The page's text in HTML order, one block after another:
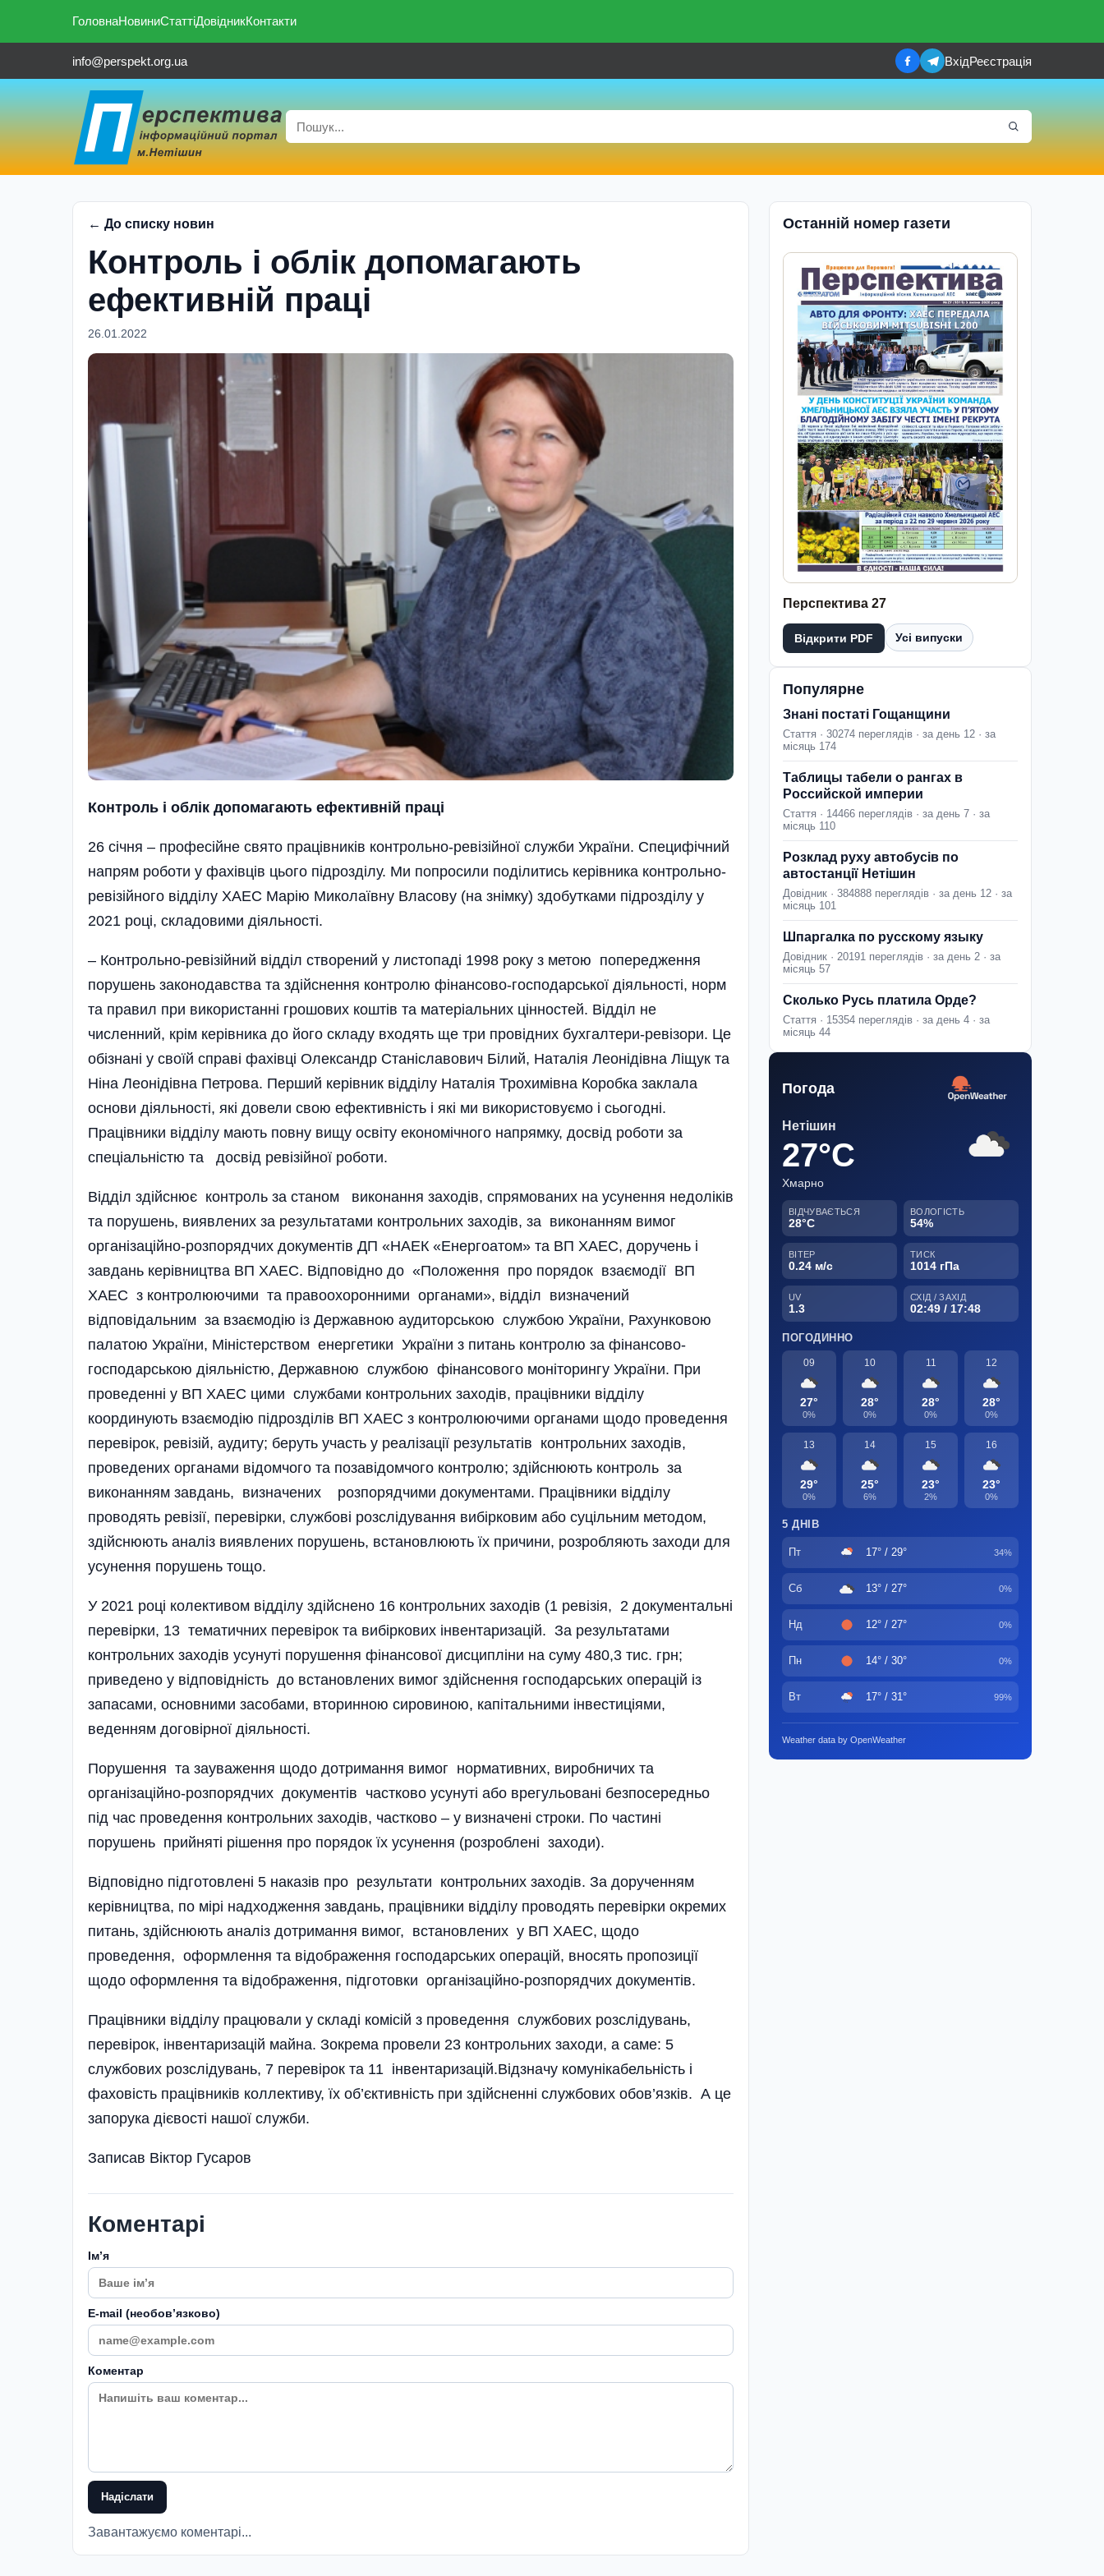
ГоловнаНовиниСтаттіДовідникКонтакти
info@perspekt.org.ua ВхідРеєстрація
← До списку новин
Контроль і облік допомагають
ефективній праці
26.01.2022
Контроль і облік допомагають ефективній праці
26 січня – професійне свято працівників контрольно-ревізійної служби України. Специфічний
напрям роботи у фахівців цього підрозділу. Ми попросили поділитись керівника контрольно-
ревізійного відділу ХАЕС Марію Миколаївну Власову (на знімку) здобутками підрозділу у
2021 році, складовими діяльності.
– Контрольно-ревізійний відділ створений у листопаді 1998 року з метою попередження
порушень законодавства та здійснення контролю фінансово-господарської діяльності, норм
та правил при використанні грошових коштів та матеріальних цінностей. Відділ не
численний, крім керівника до його складу входять ще три провідних бухгалтери-ревізори. Це
обізнані у своїй справі фахівці Олександр Станіславович Білий, Наталія Леонідівна Ліщук та
Ніна Леонідівна Петрова. Перший керівник відділу Наталія Трохимівна Коробка заклала
основи діяльності, які довели свою ефективність і які ми використовуємо і сьогодні.
Працівники відділу мають повну вищу освіту економічного напрямку, досвід роботи за
спеціальністю та досвід ревізійної роботи.
Відділ здійснює контроль за станом виконання заходів, спрямованих на усунення недоліків
та порушень, виявлених за результатами контрольних заходів, за виконанням вимог
організаційно-розпорядчих документів ДП «НАЕК «Енергоатом» та ВП ХАЕС, доручень і
завдань керівництва ВП ХАЕС. Відповідно до «Положення про порядок взаємодії ВП
ХАЕС з контролюючими та правоохоронними органами», відділ визначений
відповідальним за взаємодію із Державною аудиторською службою України, Рахунковою
палатою України, Міністерством енергетики України з питань контролю за фінансово-
господарською діяльністю, Державною службою фінансового моніторингу України. При
проведенні у ВП ХАЕС цими службами контрольних заходів, працівники відділу
координують взаємодію підрозділів ВП ХАЕС з контролюючими органами щодо проведення
перевірок, ревізій, аудиту; беруть участь у реалізації результатів контрольних заходів,
проведених органами відомчого та позавідомчого контролю; здійснюють контроль за
виконанням завдань, визначених розпорядчими документами. Працівники відділу
проводять ревізії, перевірки, службові розслідування вибірковим або суцільним методом,
здійснюють аналіз виявлених порушень, встановлюють їх причини, розробляють заходи для
усунення порушень тощо.
У 2021 році колективом відділу здійснено 16 контрольних заходів (1 ревізія, 2 документальні
перевірки, 13 тематичних перевірок та вибіркових інвентаризацій. За результатами
контрольних заходів усунуті порушення фінансової дисципліни на суму 480,3 тис. грн;
приведено у відповідність до встановлених вимог здійснення господарських операцій із
запасами, основними засобами, вторинною сировиною, капітальними інвестиціями,
веденням договірної діяльності.
Порушення та зауваження щодо дотримання вимог нормативних, виробничих та
організаційно-розпорядчих документів частково усунуті або врегульовані безпосередньо
під час проведення контрольних заходів, частково – у визначені строки. По частині
порушень прийняті рішення про порядок їх усунення (розроблені заходи).
Відповідно підготовлені 5 наказів про результати контрольних заходів. За дорученням
керівництва, по мірі надходження завдань, працівники відділу проводять перевірки окремих
питань, здійснюють аналіз дотримання вимог, встановлених у ВП ХАЕС, щодо
проведення, оформлення та відображення господарських операцій, вносять пропозиції
щодо оформлення та відображення, підготовки організаційно-розпорядчих документів.
Працівники відділу працювали у складі комісій з проведення службових розслідувань,
перевірок, інвентаризацій майна. Зокрема провели 23 контрольних заходи, а саме: 5
службових розслідувань, 7 перевірок та 11 інвентаризацій.Відзначу комунікабельність і
фаховість працівників коллективу, їх об’єктивність при здійсненні службових обов’язків. А це
запорука дієвості нашої служби.
Записав Віктор Гусаров
Коментарі
Імʼя
E-mail (необовʼязково)
Коментар
Надіслати
Завантажуємо коментарі...
Останній номер газети
Перспектива 27
Відкрити PDF Усі випуски
Популярне
Знані постаті Гощанщини
Стаття · 30274 переглядів · за день 12 · за
місяць 174
Таблицы табели о рангах в
Российской империи
Стаття · 14466 переглядів · за день 7 · за
місяць 110
Розклад руху автобусів по
автостанції Нетішин
Довідник · 384888 переглядів · за день 12 · за
місяць 101
Шпаргалка по русскому языку
Довідник · 20191 переглядів · за день 2 · за
місяць 57
Сколько Русь платила Орде?
Стаття · 15354 переглядів · за день 4 · за
місяць 44
Погода
Нетішин
27°C
Хмарно
ВІДЧУВАЄТЬСЯ
28°C
ВОЛОГІСТЬ
54%
ВІТЕР
0.24 м/с
ТИСК
1014 гПа
UV
1.3
СХІД / ЗАХІД
02:49 / 17:48
ПОГОДИННО
09
27°
0%
10
28°
0%
11
28°
0%
12
28°
0%
13
29°
0%
14
25°
6%
15
23°
2%
16
23°
0%
5 ДНІВ
Пт 17° / 29° 34%
Сб 13° / 27° 0%
Нд 12° / 27° 0%
Пн 14° / 30° 0%
Вт 17° / 31° 99%
Weather data by OpenWeather